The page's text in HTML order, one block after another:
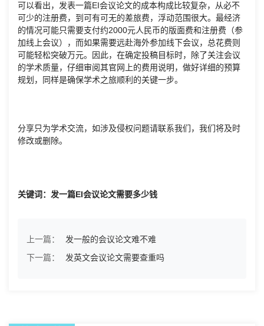
可以看出，发表一篇EI会议论文的成本构成比较复杂，从必不
可少的注册费，到可有可无的差旅费，浮动范围很大。最经济
的情况可能只需要支付约2000元人民币的版面费和注册费（参
加线上会议），而如果需要远赴海外参加线下会议，总花费则
可能轻松突破万元。因此，在确定投稿目标时，除了关注会议
的学术质量，仔细审阅其官网上的费用说明，做好详细的预算
规划，同样是确保学术之旅顺利的关键一步。
分享只为学术交流，如涉及侵权问题请联系我们，我们将及时
修改或删除。
关键词：发一篇EI会议论文需要多少钱
上一篇：
发一般的会议论文难不难
下一篇：
发英文会议论文需要查重吗